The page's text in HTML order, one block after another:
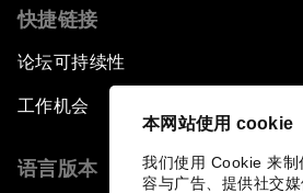
本网站使用 cookie
我们使用 Cookie 来制
容与广告、提供社交
快捷链接
论坛可持续性
工作机会
语言版本